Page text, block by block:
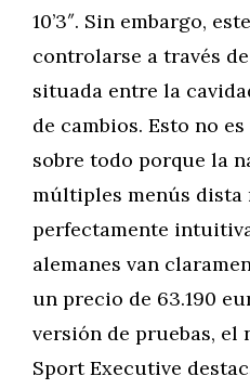
10’3″. Sin embargo,
controlarse a través
situada entre la
de cambios. Esto no
sobre todo porque la
múltiples menús dista
perfectamente
alemanes van
un precio de 63.190
versión de pruebas, el
Sport Executive